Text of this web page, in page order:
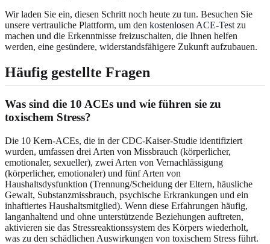
Wir laden Sie ein, diesen Schritt noch heute zu tun. Besuchen Sie
unsere vertrauliche Plattform, um den kostenlosen ACE-Test zu
machen und die Erkenntnisse freizuschalten, die Ihnen helfen
werden, eine gesündere, widerstandsfähigere Zukunft aufzubauen.
Häufig gestellte Fragen
Was sind die 10 ACEs und wie führen sie zu
toxischem Stress?
Die 10 Kern-ACEs, die in der CDC-Kaiser-Studie identifiziert
wurden, umfassen drei Arten von Missbrauch (körperlicher,
emotionaler, sexueller), zwei Arten von Vernachlässigung
(körperlicher, emotionaler) und fünf Arten von
Haushaltsdysfunktion (Trennung/Scheidung der Eltern, häusliche
Gewalt, Substanzmissbrauch, psychische Erkrankungen und ein
inhaftiertes Haushaltsmitglied). Wenn diese Erfahrungen häufig,
langanhaltend und ohne unterstützende Beziehungen auftreten,
aktivieren sie das Stressreaktionssystem des Körpers wiederholt,
was zu den schädlichen Auswirkungen von toxischem Stress führt.